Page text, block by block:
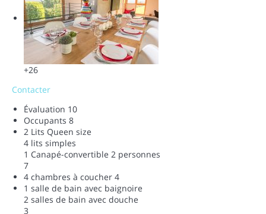
+26
Contacter
Évaluation 10
Occupants 8
2 Lits Queen size
4 lits simples
1 Canapé-convertible 2 personnes
7
4 chambres à coucher 4
1 salle de bain avec baignoire
2 salles de bain avec douche
3